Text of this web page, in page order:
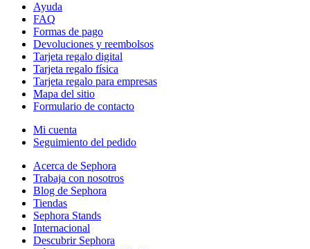
Ayuda
FAQ
Formas de pago
Devoluciones y reembolsos
Tarjeta regalo digital
Tarjeta regalo física
Tarjeta regalo para empresas
Mapa del sitio
Formulario de contacto
Mi cuenta
Seguimiento del pedido
Acerca de Sephora
Trabaja con nosotros
Blog de Sephora
Tiendas
Sephora Stands
Internacional
Descubrir Sephora